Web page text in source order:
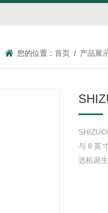
您的位置：首页 / 产品展
与 8 英
选机诞